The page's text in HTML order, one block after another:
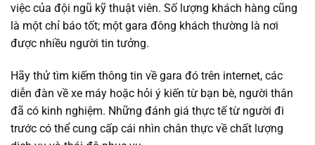
việc của đội ngũ kỹ thuật viên. Số lượng khách hàng cũng
là một chỉ báo tốt; một gara đông khách thường là nơi
được nhiều người tin tưởng.
Hãy thử tìm kiếm thông tin về gara đó trên internet, các
diễn đàn về xe máy hoặc hỏi ý kiến từ bạn bè, người thân
đã có kinh nghiệm. Những đánh giá thực tế từ người đi
trước có thể cung cấp cái nhìn chân thực về chất lượng